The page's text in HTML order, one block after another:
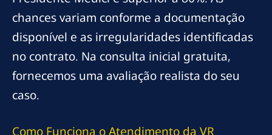
chances variam conforme a documentação
disponível e as irregularidades identificadas
no contrato. Na consulta inicial gratuita,
fornecemos uma avaliação realista do seu
caso.
Como Funciona o Atendimento da VR